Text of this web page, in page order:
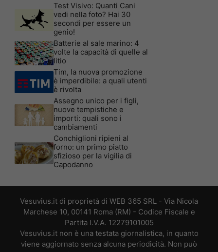
Test Visivo: Quanti Cani
vedi nella foto? Hai 30
secondi per essere un
genio!
Batterie al sale marino: 4
volte la capacità di quelle al
litio
Tim, la nuova promozione
è imperdibile: a quali utenti
è rivolta
Assegno unico per i figli,
nuove tempistiche e
importi: quali sono i
cambiamenti
Conchiglioni ripieni al
forno: un primo piatto
sfizioso per la vigilia di
Capodanno
Vesuvius.it di proprietà di WEB 365 SRL - Via Nicola
Marchese 10, 00141 Roma (RM) - Codice Fiscale e
Partita I.V.A. 12279101005
Vesuvius.it non è una testata giornalistica, in quanto
viene aggiornato senza alcuna periodicità. Non può